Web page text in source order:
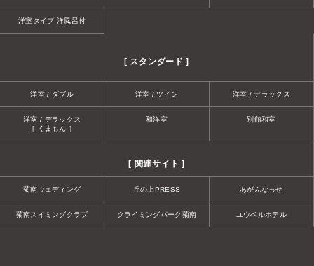
洋室タイプ 洋風呂付
[ スタンダード ]
洋室 / ダブル 洋室 / ツイン 洋室 / デラックス
洋室 / デラックス
［ くまもん ］
和洋室 別館和室
[ 関連サイト ]
菊南ウェディング 丘の上PRESS あがんなっせ
菊南スイミングクラブ クライミングパーク菊南 ユウベルホテル